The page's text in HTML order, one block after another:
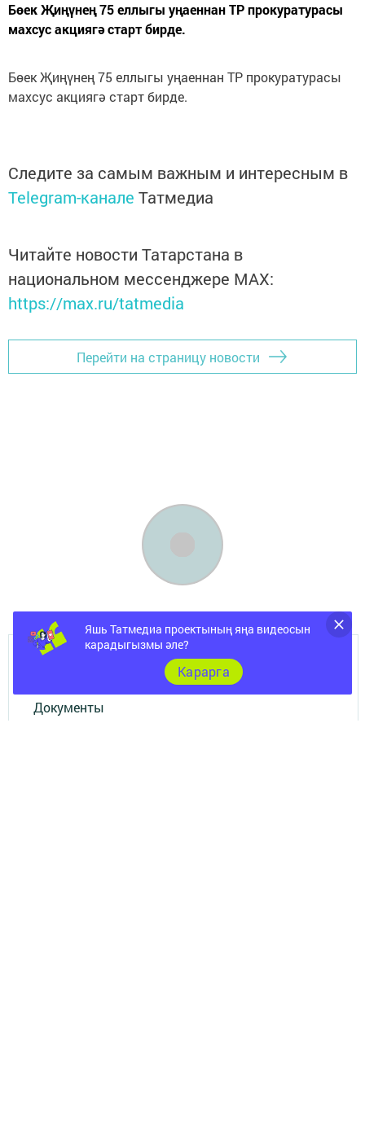
Бөек Җиңүнең 75 еллыгы уңаеннан ТР прокуратурасы
махсус акциягә старт бирде.
Бөек Җиңүнең 75 еллыгы уңаеннан ТР прокуратурасы
махсус акциягә старт бирде.
Следите за самым важным и интересным в
Telegram-канале Татмедиа
Читайте новости Татарстана в
национальном мессенджере MАХ:
https://max.ru/tatmedia
Перейти на страницу новости
Документы
Яшь Татмедиа проектының яңа видеосын
карадыгызмы әле?
Карарга